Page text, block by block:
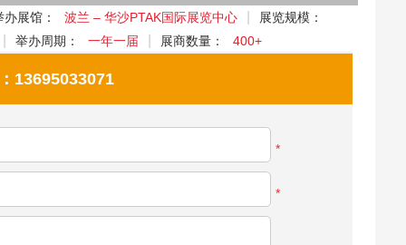
办展馆： 波兰 – 华沙PTAK国际展览中心
展览规模：
举办周期： 一年一届 展商数量： 400+
13695033071
*
*